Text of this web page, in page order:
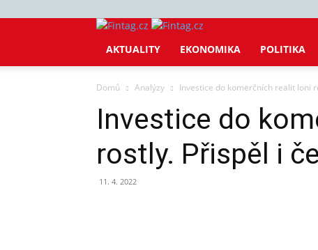
AKTUALITY EKONOMIKA POLITIKA
Domů Analýzy Investice do komerčních realit loni
Investice do
rostly. Přispěl i
11. 4. 2022